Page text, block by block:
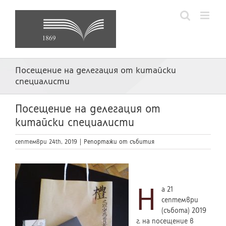
Посещение на делегация от китайски
специалисти
Посещение на делегация от
китайски специалисти
септември 24th, 2019 Репортажи от събития
Н
а 21
септември
(събота) 2019
г. на посещение в